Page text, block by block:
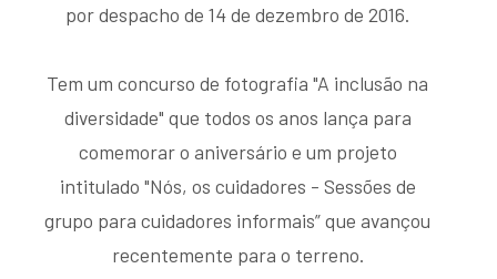
por despacho de 14 de dezembro de 2016.
Tem um concurso de fotografia "A inclusão na
diversidade" que todos os anos lança para
comemorar o aniversário e um projeto
intitulado "Nós, os cuidadores - Sessões de
grupo para cuidadores informais” que avançou
recentemente para o terreno.